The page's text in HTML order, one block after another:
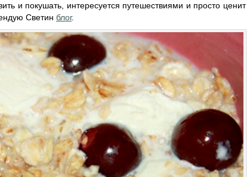
и покушать, интересуется путешествиями и просто ценит
Светин блог.